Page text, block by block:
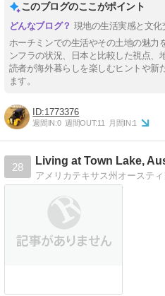
このブログのここがポイント
現地の生活実感と文
ホーチミンでの生活やその土地の魅力
ンフラの状況、日本と比較した視点、
読者が海外暮らしを楽しむヒントや新
ます。
1773376
週間IN:0 週間OUT:11 月間IN:1
28
Living at Town Lake,